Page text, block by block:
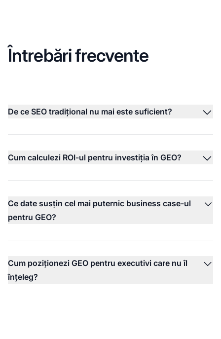
Întrebări frecvente
De ce SEO tradițional nu mai este suficient?
Cum calculezi ROI-ul pentru investiția în GEO?
Ce date susțin cel mai puternic business case-ul
pentru GEO?
Cum poziționezi GEO pentru executivi care nu îl
înțeleg?